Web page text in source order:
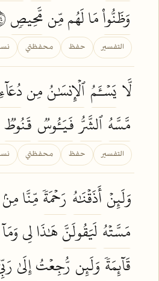
وَظَنُّواْمَا لَهُم مِّنمَّحِيصٖ
التفسير حفظ محفظتي
لَّا يَسۡـَٔمُٱلۡإِنسَٰنُمِندُعَآءِ
مَّسَّهُٱلشَّرُّفَيَـُٔوسٞ قَنُوطٞ
التفسير حفظ محفظتي
وَلَئِنۡأَذَقۡنَٰهُ رَحۡمَةٗمِّنَّا مِنۢ
مَسَّتۡهُ لَيَقُولَنَّهَٰذَا لِي وَمَآ
قَآئِمَةٗوَلَئِن رُّجِعۡتُإِلَىٰ